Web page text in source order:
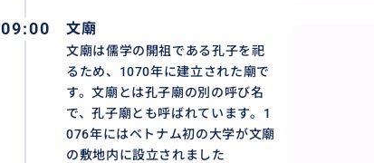
タンロン遺跡
09:00 文廟
文廟は儒学の開祖である孔子を祀
るため、1070年に建立された廟で
す。文廟とは孔子廟の別の呼び名
で、孔子廟とも呼ばれています。1
076年にはベトナム初の大学が文廟
の敷地内に設立されました